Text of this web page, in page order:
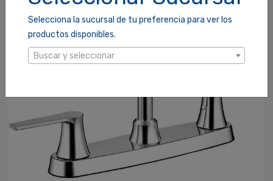
Selecciona la sucursal de tu preferencia para ver los
productos disponibles.
Buscar y seleccionar